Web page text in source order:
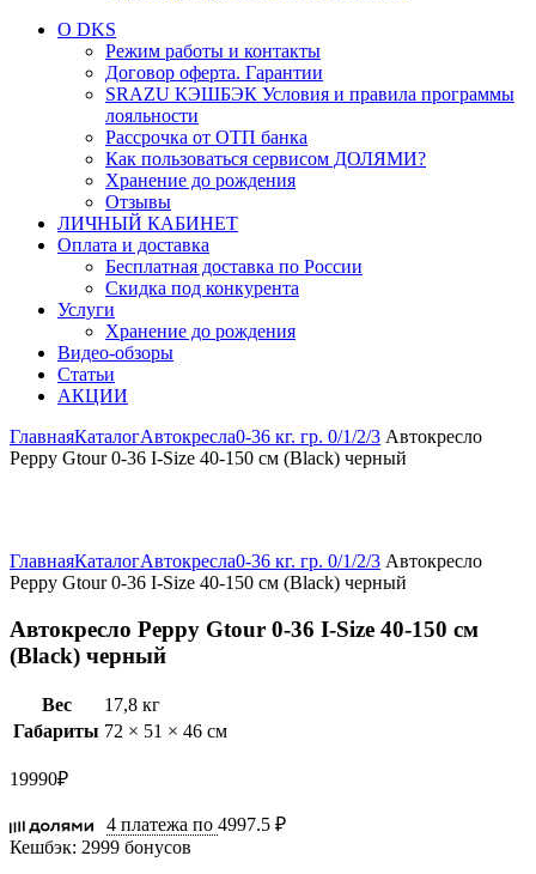
О DKS
Режим работы и контакты
Договор оферта. Гарантии
SRAZU КЭШБЭК Условия и правила программы
лояльности
Рассрочка от ОТП банка
Как пользоваться сервисом ДОЛЯМИ?
Хранение до рождения
Отзывы
ЛИЧНЫЙ КАБИНЕТ
Оплата и доставка
Бесплатная доставка по России
Скидка под конкурента
Услуги
Хранение до рождения
Видео-обзоры
Статьи
АКЦИИ
ГлавнаяКаталогАвтокресла0-36 кг. гр. 0/1/2/3 Автокресло
Peppy Gtour 0-36 I-Size 40-150 см (Black) черный
ГлавнаяКаталогАвтокресла0-36 кг. гр. 0/1/2/3 Автокресло
Peppy Gtour 0-36 I-Size 40-150 см (Black) черный
Автокресло Peppy Gtour 0-36 I-Size 40-150 см
(Black) черный
Вес
17,8 кг
Габариты 72 × 51 × 46 см
19990₽
4 платежа по 4997.5 ₽
Кешбэк: 2999 бонусов